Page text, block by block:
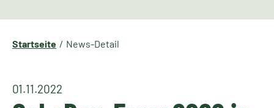
Startseite News-Detail
01.11.2022